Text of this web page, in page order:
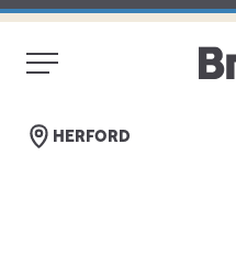
AUSBILDUNG
HERFORD
ZURÜCK